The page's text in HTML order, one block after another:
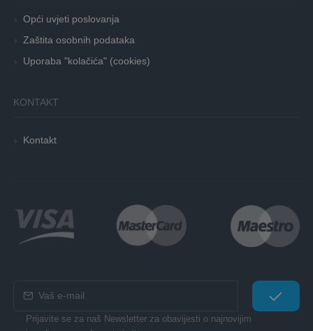
Opći uvjeti poslovanja
Zaštita osobnih podataka
Uporaba "kolačića" (cookies)
KONTAKT
Kontakt
Prijavite se za naš Newsletter za obavijesti o najnovijim